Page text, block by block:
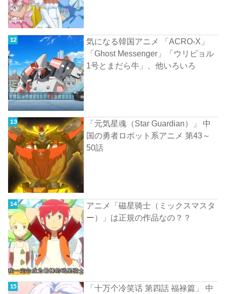
気になる韓国アニメ 「ACRO-X」
「Ghost Messenger」「ウリビョル
1号とまだら牛」、他いろいろ
「元気星魂（Star Guardian）」 中
国の勇者ロボット系アニメ 第43～
50話
アニメ「磁星骑士（ミックスマスタ
ー）」は正規の作品なの？？
「十万个冷笑话 第四話 福禄篇」 中